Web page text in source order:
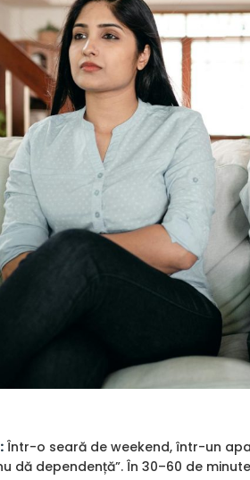
Într-o seară de weekend, într-un
dă dependență”. În 30–60 de